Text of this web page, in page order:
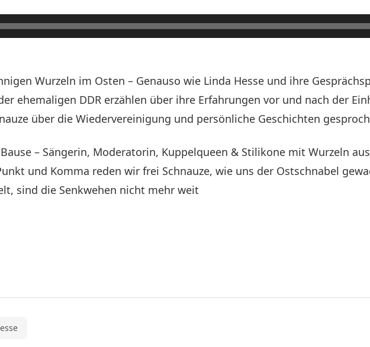
Wurzeln im Osten – Genauso wie Linda Hesse und ihre
ehemaligen DDR erzählen über ihre Erfahrungen vor und nach der
über die Wiedervereinigung und persönliche Geschichten
– Sängerin, Moderatorin, Kuppelqueen & Stilikone mit Wurzeln
und Komma reden wir frei Schnauze, wie uns der Ostschnabel
sind die Senkwehen nicht mehr weit